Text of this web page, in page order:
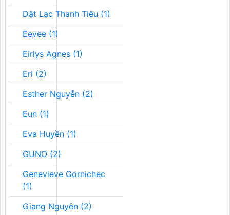
Dật Lạc Thanh Tiêu (1)
Eevee (1)
Eirlys Agnes (1)
Eri (2)
Esther Nguyễn (2)
Eun (1)
Eva Huyền (1)
GUNO (2)
Genevieve Gornichec
(1)
Giang Nguyên (2)